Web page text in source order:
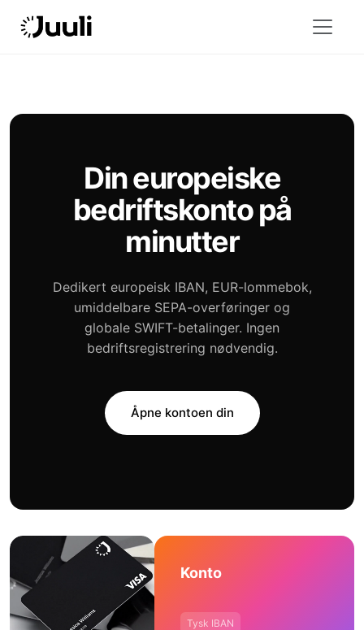
Din europeiske
bedriftskonto på
minutter
Dedikert europeisk IBAN, EUR-lommebok,
umiddelbare SEPA-overføringer og
globale SWIFT-betalinger. Ingen
bedriftsregistrering nødvendig.
Åpne kontoen din
Konto
Tysk IBAN